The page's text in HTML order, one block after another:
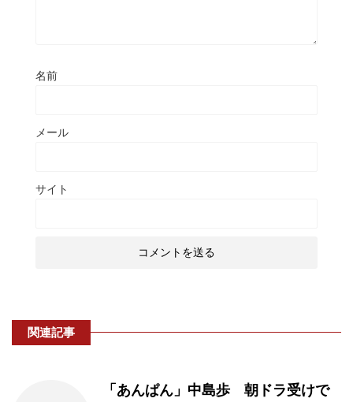
名前
メール
サイト
関連記事
「あんぱん」中島歩 朝ドラ受けで